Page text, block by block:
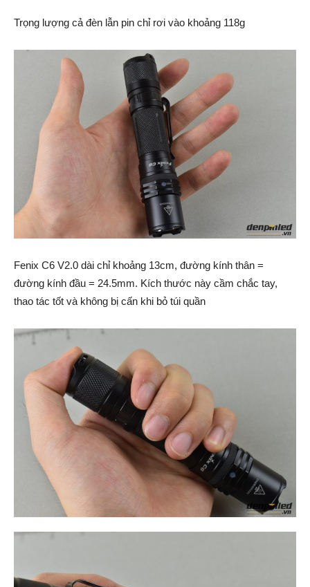
Trọng lượng cả đèn lẫn pin chỉ rơi vào khoảng 118g
Fenix C6 V2.0 dài chỉ khoảng 13cm, đường kính thân =
đường kính đầu = 24.5mm. Kích thước này cầm chắc tay,
thao tác tốt và không bị cấn khi bỏ túi quần